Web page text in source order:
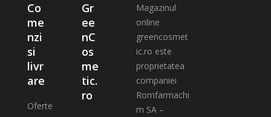
Co
me
nzi
si
livr
are
Oferte
Gr
ee
nC
os
me
tic.
ro
Magazinul
online
greencosmet
ic.ro este
proprietatea
companiei
Romfarmachi
m SA –